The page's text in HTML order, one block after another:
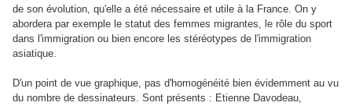
de son évolution, qu'elle a été nécessaire et utile à la France. On y
abordera par exemple le statut des femmes migrantes, le rôle du sport
dans l'immigration ou bien encore les stéréotypes de l'immigration
asiatique.
D'un point de vue graphique, pas d'homogénéité bien évidemment au vu
du nombre de dessinateurs. Sont présents : Etienne Davodeau,